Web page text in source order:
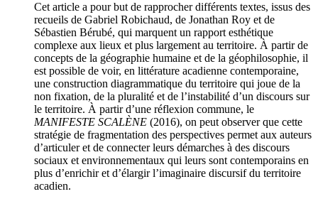
Cet article a pour but de rapprocher différents textes, issus des
recueils de Gabriel Robichaud, de Jonathan Roy et de
Sébastien Bérubé, qui marquent un rapport esthétique
complexe aux lieux et plus largement au territoire. À partir de
concepts de la géographie humaine et de la géophilosophie, il
est possible de voir, en littérature acadienne contemporaine,
une construction diagrammatique du territoire qui joue de la
non fixation, de la pluralité et de l’instabilité d’un discours sur
le territoire. À partir d’une réflexion commune, le
MANIFESTE SCALÈNE (2016), on peut observer que cette
stratégie de fragmentation des perspectives permet aux auteurs
d’articuler et de connecter leurs démarches à des discours
sociaux et environnementaux qui leurs sont contemporains en
plus d’enrichir et d’élargir l’imaginaire discursif du territoire
acadien.